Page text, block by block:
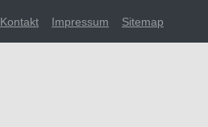
Kontakt Impressum Sitemap